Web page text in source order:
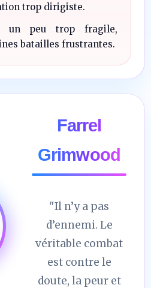
trop dirigiste.
un peu trop fragile,
batailles frustrantes.
Farrel
Grimwood
"Il n’y a pas
d’ennemi. Le
véritable combat
est contre le
doute, la peur et